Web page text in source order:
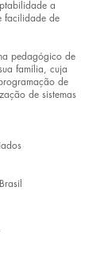
a
facilidade de
pedagógico de
família, cuja
de
de sistemas